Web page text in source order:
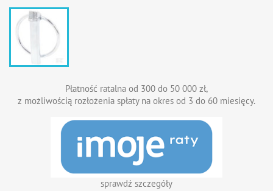
Płatność ratalna od 300 do 50 000 zł,
z możliwością rozłożenia spłaty na okres od 3 do 60 miesięcy.
sprawdź szczegóły